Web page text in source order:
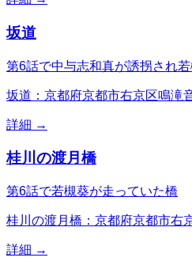
坂道
第6話で中与志和真が誘拐され
坂道：京都府京都市右京区鳴滝
詳細 →
桂川の渡月橋
第6話で若槻葵が走っていた橋
桂川の渡月橋：京都府京都市右
詳細 →